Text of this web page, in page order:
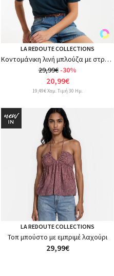
LA REDOUTE COLLECTIONS
Κοντομάνικη λινή μπλούζα με στρογγυλή λαιμόκοψη
29,99€ -30%
20,99€
19,49€ Χαμ. Τιμή 30 Ημ.
LA REDOUTE COLLECTIONS
Τοπ μπούστο με εμπριμέ λαχούρι
29,99€